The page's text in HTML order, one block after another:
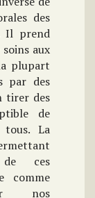
des
Il prend
aux
plupart
par des
tirer des
de
tous. La
de ces
comme
nos